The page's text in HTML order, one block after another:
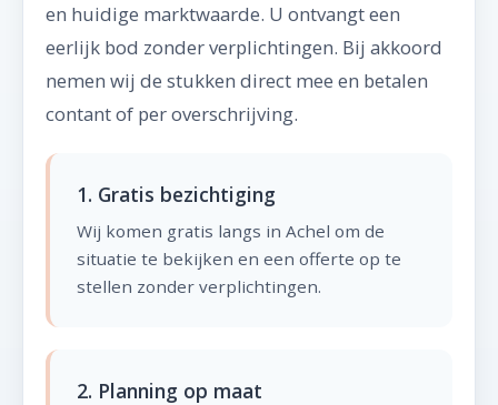
en huidige marktwaarde. U ontvangt een
eerlijk bod zonder verplichtingen. Bij akkoord
nemen wij de stukken direct mee en betalen
contant of per overschrijving.
1. Gratis bezichtiging
Wij komen gratis langs in Achel om de
situatie te bekijken en een offerte op te
stellen zonder verplichtingen.
2. Planning op maat